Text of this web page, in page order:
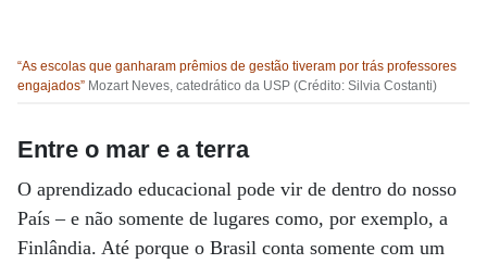
“As escolas que ganharam prêmios de gestão tiveram por trás professores
engajados” Mozart Neves, catedrático da USP (Crédito: Silvia Costanti)
Entre o mar e a terra
O aprendizado educacional pode vir de dentro do nosso
País – e não somente de lugares como, por exemplo, a
Finlândia. Até porque o Brasil conta somente com um